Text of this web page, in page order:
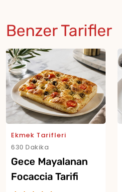
Benzer Tarifler
Ekmek Tarifleri
630 Dakika
Gece Mayalanan
Focaccia Tarifi